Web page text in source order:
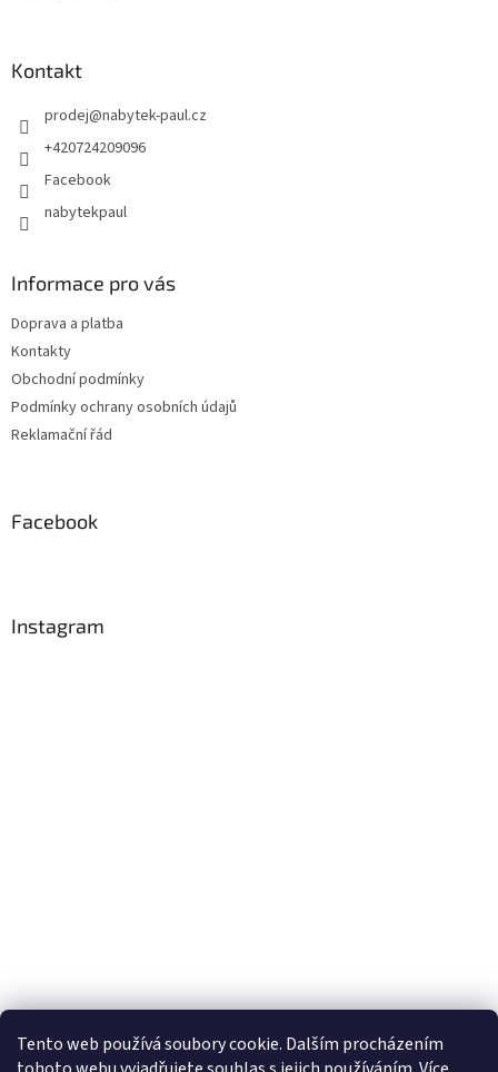
Tento web používá soubory cookie. Dalším procházením
Kontakt
prodej@nabytek-paul.cz
+420724209096
Facebook
nabytekpaul
Informace pro vás
Doprava a platba
Kontakty
Obchodní podmínky
Podmínky ochrany osobních údajů
Reklamační řád
Facebook
Instagram